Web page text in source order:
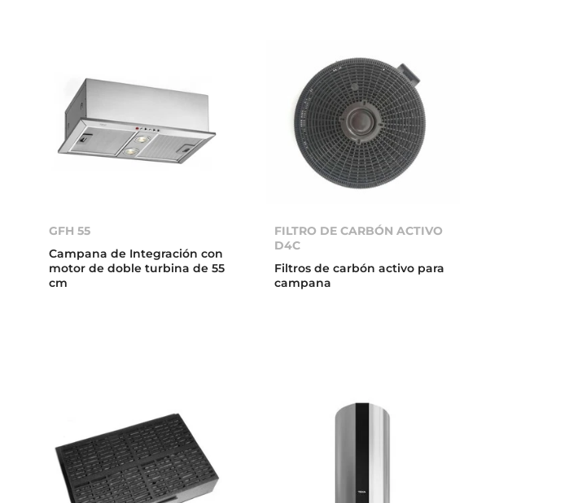
GFH 55
Campana de Integración con
motor de doble turbina de 55
cm
FILTRO DE CARBÓN ACTIVO
D4C
Filtros de carbón activo para
campana